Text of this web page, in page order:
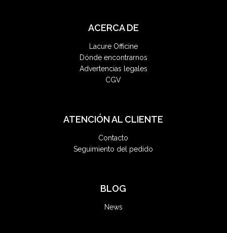
ACERCA DE
Lacure Officine
Dónde encontrarnos
Advertencias legales
CGV
ATENCIÓN AL CLIENTE
Contacto
Seguimiento del pedido
BLOG
News